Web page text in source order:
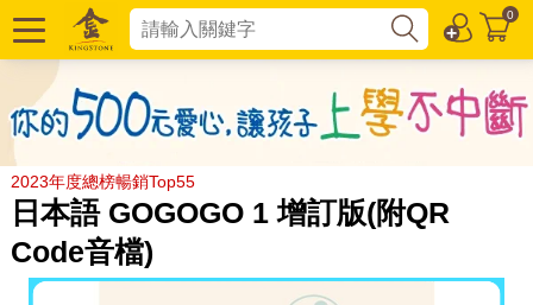
0
2023年度總榜暢銷Top55
日本語 GOGOGO 1 增訂版(附QR
Code音檔)